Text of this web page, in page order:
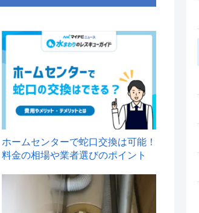
ホームセンターで蛇口交換は可能！
料金の相場や業者選びのポイント